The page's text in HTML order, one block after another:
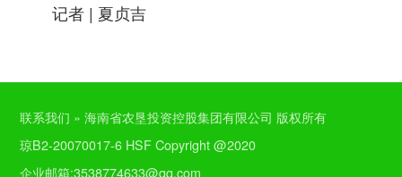
记者 | 夏贞吉
联系我们 » 海南省农垦投资控股集团有限公司 版权所有
琼B2-20070017-6 HSF Copyright @2020
企业邮箱:3538774633@qq.com